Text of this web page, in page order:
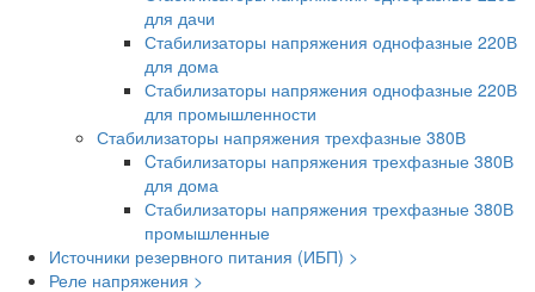
для дачи
Стабилизаторы напряжения однофазные 220В
для дома
Стабилизаторы напряжения однофазные 220В
для промышленности
Стабилизаторы напряжения трехфазные 380В
Cтабилизаторы напряжения трехфазные 380В
для дома
Стабилизаторы напряжения трехфазные 380В
промышленные
Источники резервного питания (ИБП) >
Реле напряжения >